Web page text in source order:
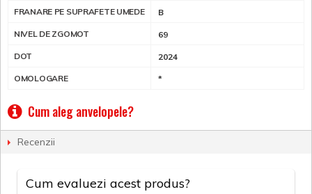
FRANARE PE SUPRAFETE UMEDE B
NIVEL DE ZGOMOT 69
DOT 2024
OMOLOGARE *
Cum aleg anvelopele?
Recenzii
Cum evaluezi acest produs?